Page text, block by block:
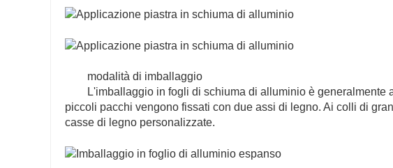
modalità di imballaggio
L'imballaggio in fogli di schiuma di alluminio è generalmente
piccoli pacchi vengono fissati con due assi di legno. Ai colli di
casse di legno personalizzate.